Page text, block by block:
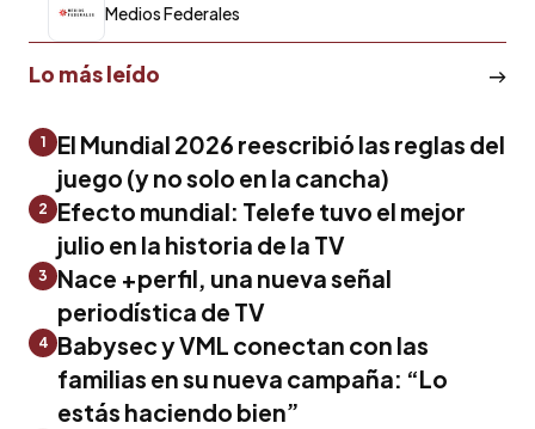
Medios Federales
Lo más leído
1
El Mundial 2026 reescribió las reglas del
juego (y no solo en la cancha)
2
Efecto mundial: Telefe tuvo el mejor
julio en la historia de la TV
3
Nace +perfil, una nueva señal
periodística de TV
4 Babysec y VML conectan con las
familias en su nueva campaña: “Lo
estás haciendo bien”